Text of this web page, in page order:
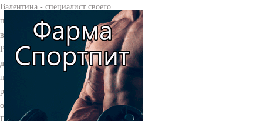
Валентина - специалист своего
профиля, всё понятно объясняет, очень
вежливая. Аргентина вновь обыгрывает
Россию и оставляет её без титула. На
данный момент ситуация не меняется,
наоборот только идет полным ходом к
развалу. Всегда концентрируйтесь на
ощущении упражнений на пресс.